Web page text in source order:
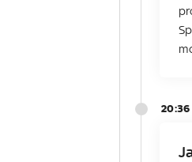
20:36